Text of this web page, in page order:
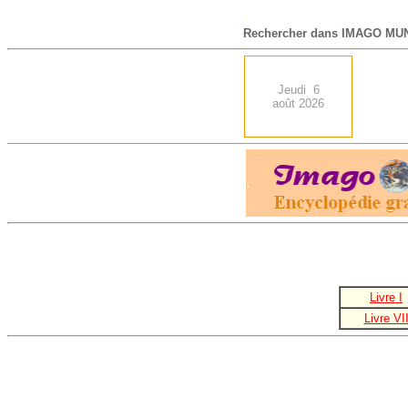
-
Rechercher dans IMAGO
Jeudi 6
août 2026
.
Livre I
Livre VII